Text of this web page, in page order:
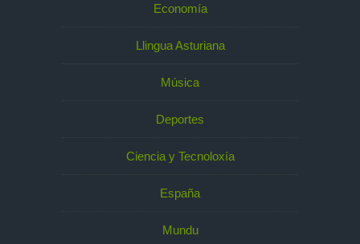
Economía
Llingua Asturiana
Música
Deportes
Ciencia y Tecnoloxía
España
Mundu